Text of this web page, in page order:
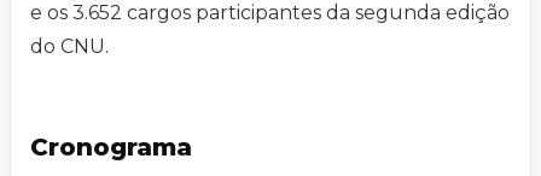
e os 3.652 cargos participantes da segunda edição
do CNU.
Cronograma